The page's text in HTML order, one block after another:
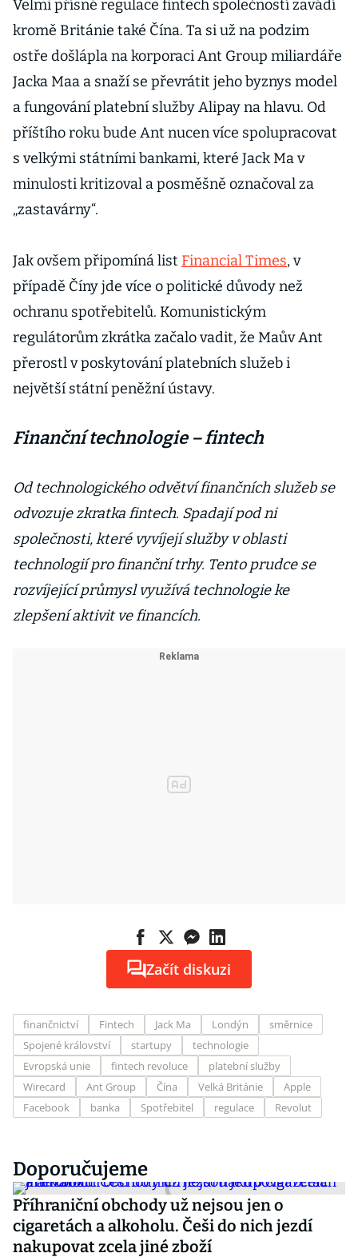
Velmi přísné regulace fintech společností zavádí
kromě Británie také Čína. Ta si už na podzim
ostře došlápla na korporaci Ant Group miliardáře
Jacka Maa a snaží se převrátit jeho byznys model
a fungování platební služby Alipay na hlavu. Od
příštího roku bude Ant nucen více spolupracovat
s velkými státními bankami, které Jack Ma v
minulosti kritizoval a posměšně označoval za
„zastavárny“.
Jak ovšem připomíná list Financial Times, v
případě Číny jde více o politické důvody než
ochranu spotřebitelů. Komunistickým
regulátorům zkrátka začalo vadit, že Maův Ant
přerostl v poskytování platebních služeb i
největší státní peněžní ústavy.
Finanční technologie – fintech
Od technologického odvětví finančních služeb se
odvozuje zkratka fintech. Spadají pod ni
společnosti, které vyvíjejí služby v oblasti
technologií pro finanční trhy. Tento prudce se
rozvíjející průmysl využívá technologie ke
zlepšení aktivit ve financích.
Začít diskuzi
finančnictví Fintech Jack Ma Londýn
směrnice
Spojené království
startupy
technologie
Evropská unie
fintech revoluce
platební služby
Wirecard
Ant Group Čína Velká Británie
Apple
Facebook
banka Spotřebitel regulace Revolut
Doporučujeme
Příhraniční obchody už nejsou jen o
cigaretách a alkoholu. Češi do nich jezdí
nakupovat zcela jiné zboží